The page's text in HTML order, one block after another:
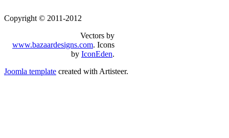
Copyright © 2011-2012
Vectors by
www.bazaardesigns.com. Icons
by IconEden.
Joomla template created with Artisteer.